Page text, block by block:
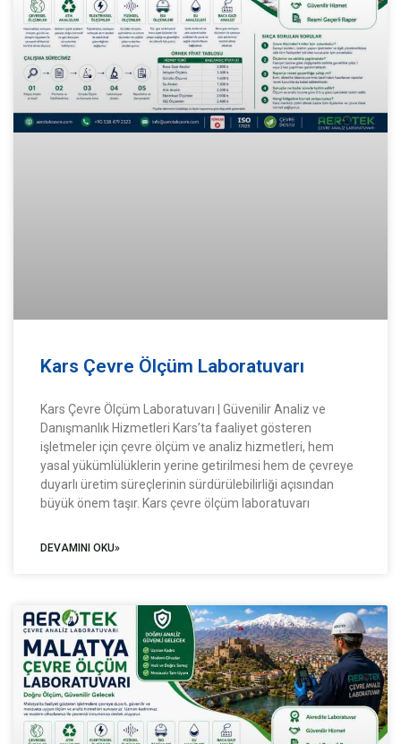
Kars Çevre Ölçüm Laboratuvarı
Kars Çevre Ölçüm Laboratuvarı | Güvenilir Analiz ve
Danışmanlık Hizmetleri Kars’ta faaliyet gösteren
işletmeler için çevre ölçüm ve analiz hizmetleri, hem
yasal yükümlülüklerin yerine getirilmesi hem de çevreye
duyarlı üretim süreçlerinin sürdürülebilirliği açısından
büyük önem taşır. Kars çevre ölçüm laboratuvarı
DEVAMINI OKU»